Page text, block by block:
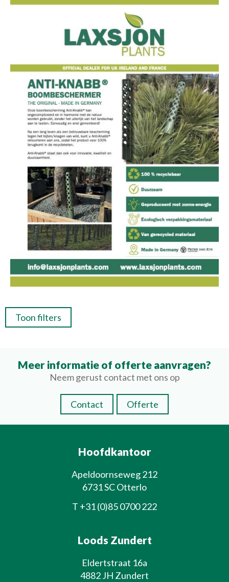
Toon filters
Meer informatie of offerte aanvragen?
Neem gerust contact met ons op
Contact Offerte
Hoofdkantoor
Apeldoornseweg 212
6731 SC Otterlo
T +31 (0)85 0700 222
Loods Zundert
Eldertstraat 16a
4882 JH Zundert